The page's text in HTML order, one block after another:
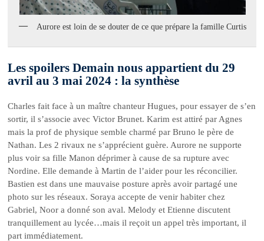
Aurore est loin de se douter de ce que prépare la famille Curtis
Les spoilers Demain nous appartient du 29
avril au 3 mai 2024 : la synthèse
Charles fait face à un maître chanteur Hugues, pour essayer de s’en
sortir, il s’associe avec Victor Brunet. Karim est attiré par Agnes
mais la prof de physique semble charmé par Bruno le père de
Nathan. Les 2 rivaux ne s’apprécient guère. Aurore ne supporte
plus voir sa fille Manon déprimer à cause de sa rupture avec
Nordine. Elle demande à Martin de l’aider pour les réconcilier.
Bastien est dans une mauvaise posture après avoir partagé une
photo sur les réseaux. Soraya accepte de venir habiter chez
Gabriel, Noor a donné son aval. Melody et Etienne discutent
tranquillement au lycée…mais il reçoit un appel très important, il
part immédiatement.